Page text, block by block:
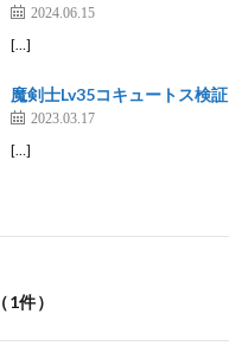
2024.06.15
[…]
魔剣士Lv35コキュートス検証
2023.03.17
[…]
（1件）